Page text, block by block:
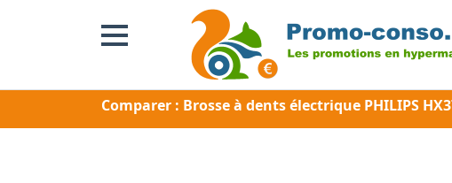
Comparer : Brosse à dents électrique PHILIPS